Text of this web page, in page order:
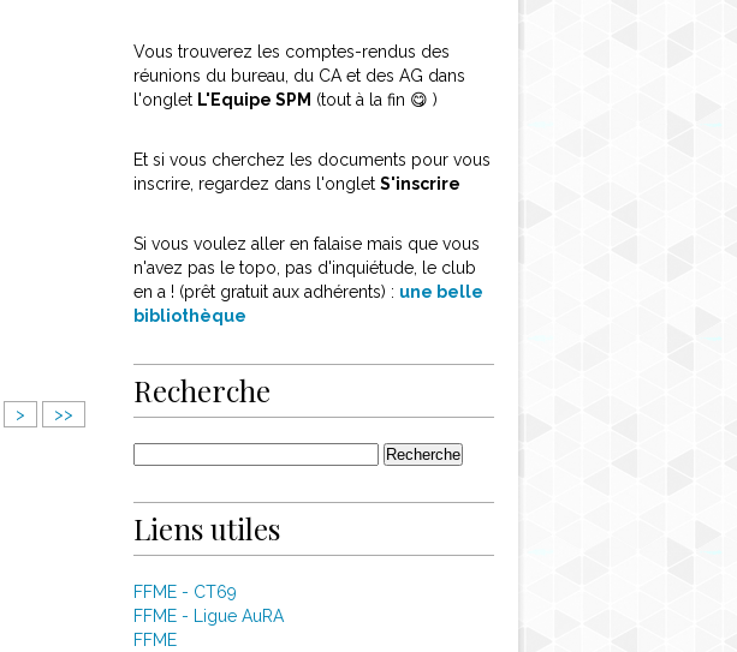
4
> >>
Vous trouverez les comptes-rendus des
réunions du bureau, du CA et des AG dans
l'onglet L'Equipe SPM (tout à la fin 😋 )
Et si vous cherchez les documents pour vous
inscrire, regardez dans l'onglet S'inscrire
Si vous voulez aller en falaise mais que vous
n'avez pas le topo, pas d'inquiétude, le club
en a ! (prêt gratuit aux adhérents) : une belle
bibliothèque
Recherche
Liens utiles
FFME - CT69
FFME - Ligue AuRA
FFME